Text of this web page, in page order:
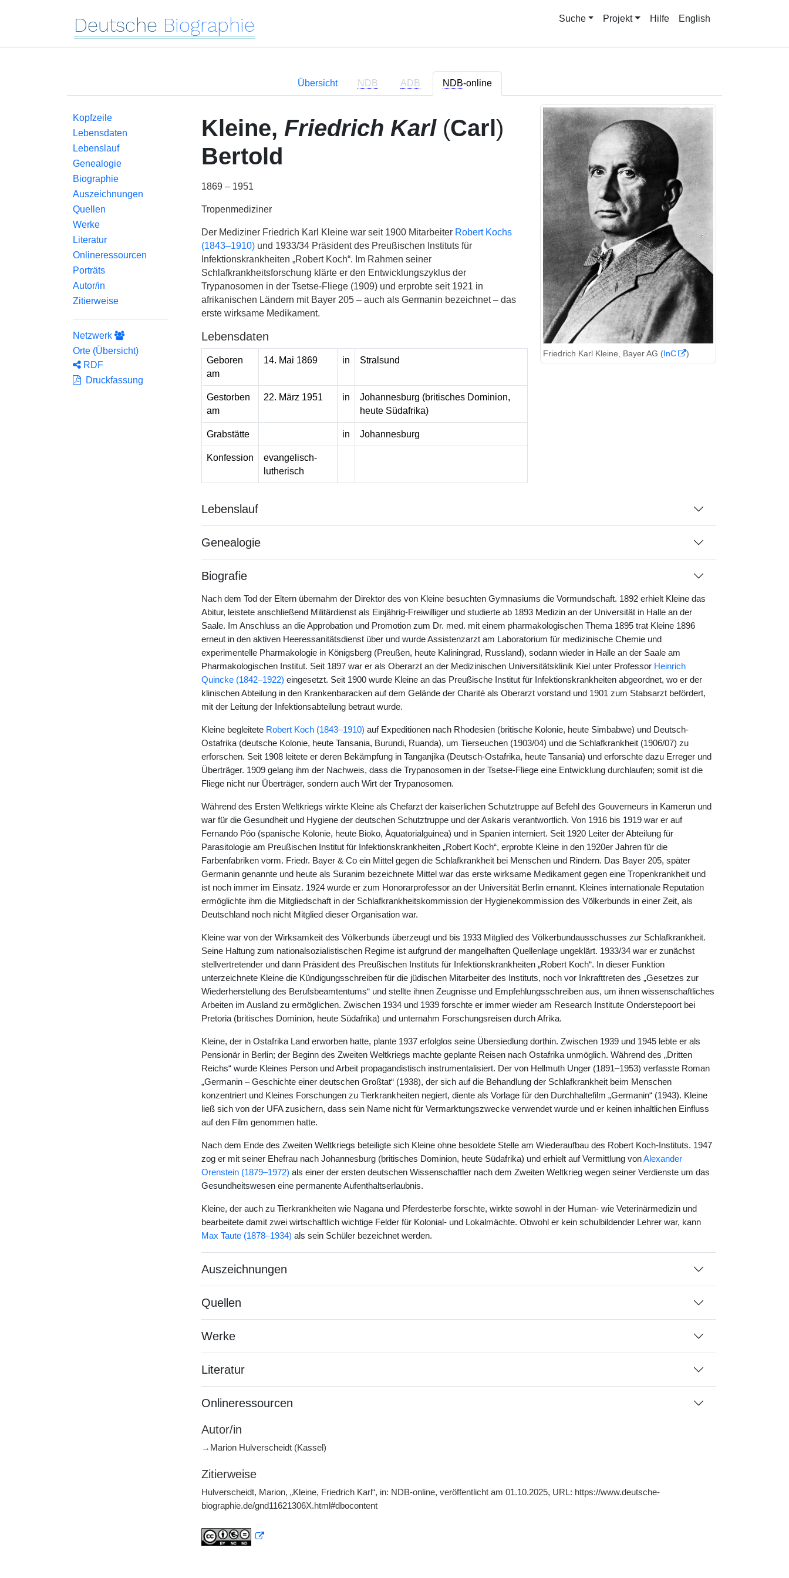
Deutsche Biographie Suche Projekt Hilfe English
Übersicht NDB ADB NDB-online
Kopfzeile
Lebensdaten
Lebenslauf
Genealogie
Biographie
Auszeichnungen
Quellen
Werke
Literatur
Onlineressourcen
Porträts
Autor/in
Zitierweise
Netzwerk
Orte (Übersicht)
RDF
Druckfassung
Kleine, Friedrich Karl (Carl)
Bertold
1869 – 1951
Tropenmediziner
Der Mediziner Friedrich Karl Kleine war seit 1900 Mitarbeiter Robert Kochs
(1843–1910)und 1933/34 Präsident des Preußischen Instituts für
Infektionskrankheiten „Robert Koch“. Im Rahmen seiner
Schlafkrankheitsforschung klärte er den Entwicklungszyklus der
Trypanosomen in der Tsetse-Fliege (1909) und erprobte seit 1921 in
afrikanischen Ländern mit Bayer 205 – auch als Germanin bezeichnet – das
erste wirksame Medikament.
Lebensdaten
Geboren
am
14. Mai 1869 in Stralsund
Gestorben
am
22. März 1951 in
Johannesburg (britisches Dominion,
heute Südafrika)
Grabstätte in Johannesburg
Konfession
evangelisch-
lutherisch
Friedrich Karl Kleine, Bayer AG (InC )
Lebenslauf
Genealogie
Biografie
Nach dem Tod der Eltern übernahm der Direktor des von Kleine besuchten Gymnasiums die Vormundschaft. 1892 erhielt Kleine das
Abitur, leistete anschließend Militärdienst als Einjährig-Freiwilliger und studierte ab 1893 Medizin an der Universität in Halle an der
Saale. Im Anschluss an die Approbation und Promotion zum Dr. med. mit einem pharmakologischen Thema 1895 trat Kleine 1896
erneut in den aktiven Heeressanitätsdienst über und wurde Assistenzarzt am Laboratorium für medizinische Chemie und
experimentelle Pharmakologie in Königsberg (Preußen, heute Kaliningrad, Russland), sodann wieder in Halle an der Saale am
Pharmakologischen Institut. Seit 1897 war er als Oberarzt an der Medizinischen Universitätsklinik Kiel unter Professor Heinrich
Quincke (1842–1922) eingesetzt. Seit 1900 wurde Kleine an das Preußische Institut für Infektionskrankheiten abgeordnet, wo er der
klinischen Abteilung in den Krankenbaracken auf dem Gelände der Charité als Oberarzt vorstand und 1901 zum Stabsarzt befördert,
mit der Leitung der Infektionsabteilung betraut wurde.
Kleine begleitete Robert Koch (1843–1910) auf Expeditionen nach Rhodesien (britische Kolonie, heute Simbabwe) und Deutsch-
Ostafrika (deutsche Kolonie, heute Tansania, Burundi, Ruanda), um Tierseuchen (1903/04) und die Schlafkrankheit (1906/07) zu
erforschen. Seit 1908 leitete er deren Bekämpfung in Tanganjika (Deutsch-Ostafrika, heute Tansania) und erforschte dazu Erreger und
Überträger. 1909 gelang ihm der Nachweis, dass die Trypanosomen in der Tsetse-Fliege eine Entwicklung durchlaufen; somit ist die
Fliege nicht nur Überträger, sondern auch Wirt der Trypanosomen.
Während des Ersten Weltkriegs wirkte Kleine als Chefarzt der kaiserlichen Schutztruppe auf Befehl des Gouverneurs in Kamerun und
war für die Gesundheit und Hygiene der deutschen Schutztruppe und der Askaris verantwortlich. Von 1916 bis 1919 war er auf
Fernando Póo (spanische Kolonie, heute Bioko, Äquatorialguinea) und in Spanien interniert. Seit 1920 Leiter der Abteilung für
Parasitologie am Preußischen Institut für Infektionskrankheiten „Robert Koch“, erprobte Kleine in den 1920er Jahren für die
Farbenfabriken vorm. Friedr. Bayer & Co ein Mittel gegen die Schlafkrankheit bei Menschen und Rindern. Das Bayer 205, später
Germanin genannte und heute als Suranim bezeichnete Mittel war das erste wirksame Medikament gegen eine Tropenkrankheit und
ist noch immer im Einsatz. 1924 wurde er zum Honorarprofessor an der Universität Berlin ernannt. Kleines internationale Reputation
ermöglichte ihm die Mitgliedschaft in der Schlafkrankheitskommission der Hygienekommission des Völkerbunds in einer Zeit, als
Deutschland noch nicht Mitglied dieser Organisation war.
Kleine war von der Wirksamkeit des Völkerbunds überzeugt und bis 1933 Mitglied des Völkerbundausschusses zur Schlafkrankheit.
Seine Haltung zum nationalsozialistischen Regime ist aufgrund der mangelhaften Quellenlage ungeklärt. 1933/34 war er zunächst
stellvertretender und dann Präsident des Preußischen Instituts für Infektionskrankheiten „Robert Koch“. In dieser Funktion
unterzeichnete Kleine die Kündigungsschreiben für die jüdischen Mitarbeiter des Instituts, noch vor Inkrafttreten des „Gesetzes zur
Wiederherstellung des Berufsbeamtentums“ und stellte ihnen Zeugnisse und Empfehlungsschreiben aus, um ihnen wissenschaftliches
Arbeiten im Ausland zu ermöglichen. Zwischen 1934 und 1939 forschte er immer wieder am Research Institute Onderstepoort bei
Pretoria (britisches Dominion, heute Südafrika) und unternahm Forschungsreisen durch Afrika.
Kleine, der in Ostafrika Land erworben hatte, plante 1937 erfolglos seine Übersiedlung dorthin. Zwischen 1939 und 1945 lebte er als
Pensionär in Berlin; der Beginn des Zweiten Weltkriegs machte geplante Reisen nach Ostafrika unmöglich. Während des „Dritten
Reichs“ wurde Kleines Person und Arbeit propagandistisch instrumentalisiert. Der von Hellmuth Unger (1891–1953) verfasste Roman
„Germanin – Geschichte einer deutschen Großtat“ (1938), der sich auf die Behandlung der Schlafkrankheit beim Menschen
konzentriert und Kleines Forschungen zu Tierkrankheiten negiert, diente als Vorlage für den Durchhaltefilm „Germanin“ (1943). Kleine
ließ sich von der UFA zusichern, dass sein Name nicht für Vermarktungszwecke verwendet wurde und er keinen inhaltlichen Einfluss
auf den Film genommen hatte.
Nach dem Ende des Zweiten Weltkriegs beteiligte sich Kleine ohne besoldete Stelle am Wiederaufbau des Robert Koch-Instituts. 1947
zog er mit seiner Ehefrau nach Johannesburg (britisches Dominion, heute Südafrika) und erhielt auf Vermittlung vonAlexander
Orenstein (1879–1972) als einer der ersten deutschen Wissenschaftler nach dem Zweiten Weltkrieg wegen seiner Verdienste um das
Gesundheitswesen eine permanente Aufenthaltserlaubnis.
Kleine, der auch zu Tierkrankheiten wie Nagana und Pferdesterbe forschte, wirkte sowohl in der Human- wie Veterinärmedizin und
bearbeitete damit zwei wirtschaftlich wichtige Felder für Kolonial- und Lokalmächte. Obwohl er kein schulbildender Lehrer war, kann
Max Taute (1878–1934) als sein Schüler bezeichnet werden.
Auszeichnungen
Quellen
Werke
Literatur
Onlineressourcen
Autor/in
→ Marion Hulverscheidt (Kassel)
Zitierweise
Hulverscheidt, Marion, „Kleine, Friedrich Karl“, in: NDB-online, veröffentlicht am 01.10.2025, URL: https://www.deutsche-
biographie.de/gnd11621306X.html#dbocontent